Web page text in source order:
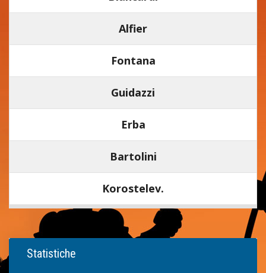
Alfier
Fontana
Guidazzi
Erba
Bartolini
Korostelev.
Statistiche